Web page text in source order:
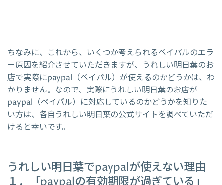
ちなみに、これから、いくつか考えられるペイパルのエラ
ー原因を紹介させていただきますが、うれしい明日葉のお
店で実際にpaypal（ペイパル）が使えるのかどうかは、わ
かりません。なので、実際にうれしい明日葉のお店が
paypal（ペイパル）に対応しているのかどうかを知りた
い方は、各自うれしい明日葉の公式サイトを調べていただ
けると幸いです。
うれしい明日葉でpaypalが使えない理由
１．「paypalの有効期限が過ぎている」